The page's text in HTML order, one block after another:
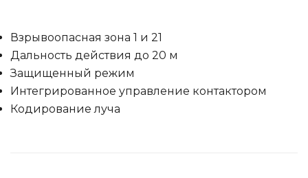
Взрывоопасная зона 1 и 21
Дальность действия до 20 м
Защищенный режим
Интегрированное управление контактором
Кодирование луча